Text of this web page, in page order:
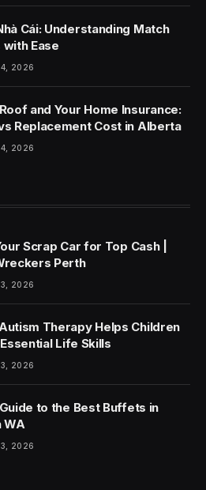
Cái: Understanding Match
with Ease
2026
and Your Home Insurance:
Replacement Cost in Alberta
2026
Scrap Car for Top Cash |
Perth
2026
Therapy Helps Children
Life Skills
2026
to the Best Buffets in
WA
2026